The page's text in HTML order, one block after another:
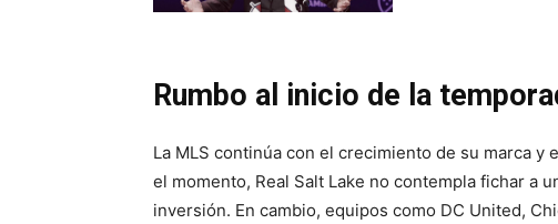
Rumbo al inicio de la
La MLS continúa con el crecimiento de su marca
el momento, Real Salt Lake no contempla fichar a
inversión. En cambio, equipos como DC United,